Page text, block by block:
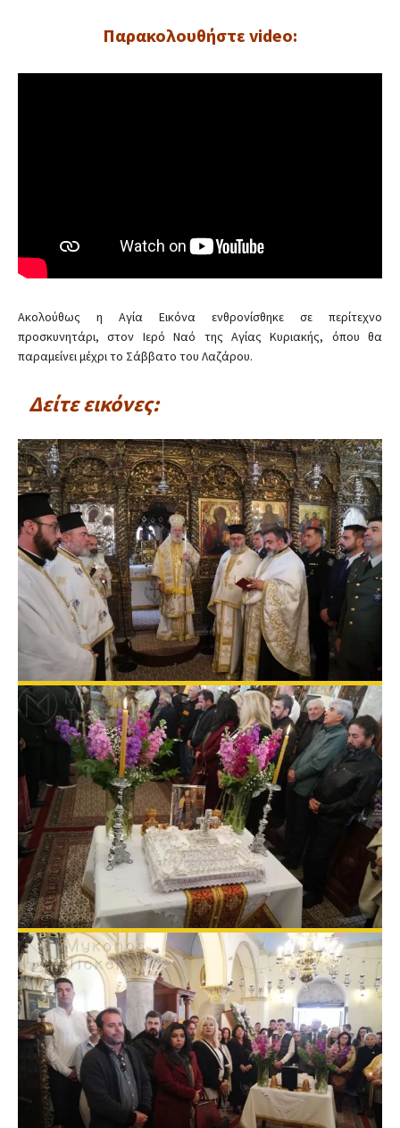
Παρακολουθήστε video:
Ακολούθως η Αγία Εικόνα ενθρονίσθηκε σε περίτεχνο
προσκυνητάρι, στον Ιερό Ναό της Αγίας Κυριακής, όπου θα
παραμείνει μέχρι το Σάββατο του Λαζάρου.
Δείτε εικόνες: